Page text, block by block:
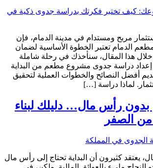
مربح ومستدام في مدينة الدمام، فإن
الدمام تعتبر الخطوة الأساسية لضمان
هذا المقال، سنأخذك في رحلة شاملة
دراسة جدوى مشروع مطعم من البداية
أفضل النصائح والخطوات العملية لتحقيق
لماذا دراسة […]
بدون رأس مال… دليلك لبناء
الصفر
يعتقد كثيرون أن البداية تحتاج إلى رأس مال